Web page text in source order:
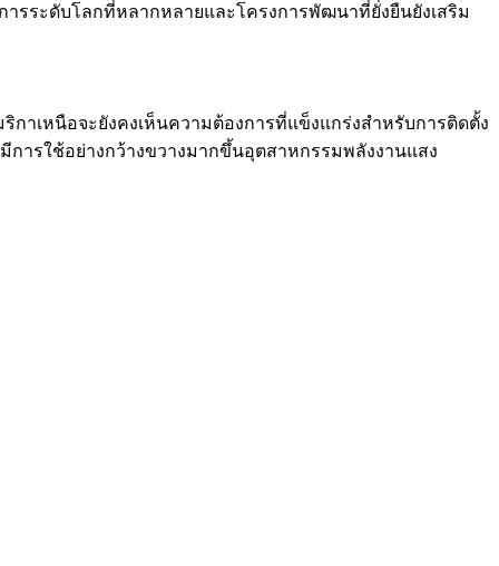
ารระดับโลกที่หลากหลายและโครงการพัฒนาที่ยั่งยืนยังเสริม
าเหนือจะยังคงเห็นความต้องการที่แข็งแกร่งสำหรับการติดตั้ง
ารใช้อย่างกว้างขวางมากขึ้นอุตสาหกรรมพลังงานแสง